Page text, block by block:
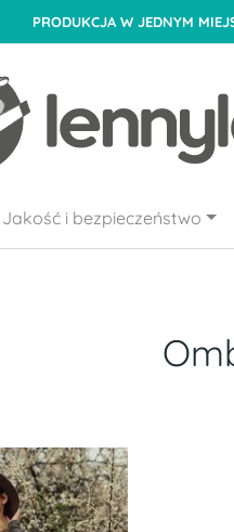
PRODUKCJA W JEDNYM
Jakość i bezpieczeństwo